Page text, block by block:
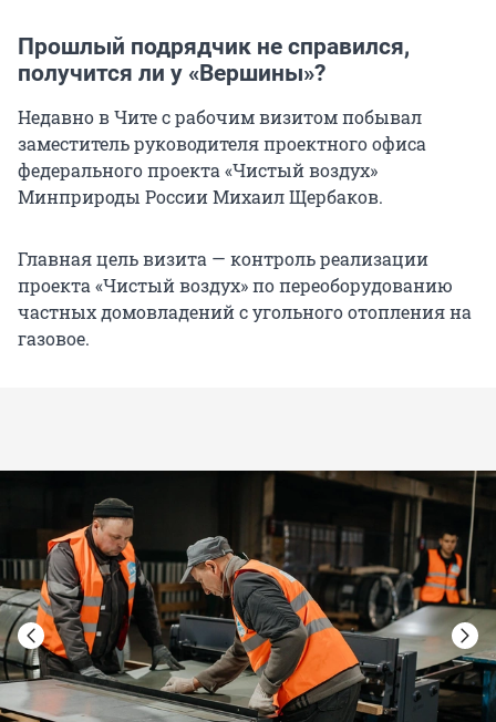
Прошлый подрядчик не справился,
получится ли у «Вершины»?
Недавно в Чите с рабочим визитом побывал
заместитель руководителя проектного офиса
федерального проекта «Чистый воздух»
Минприроды России Михаил Щербаков.
Главная цель визита — контроль реализации
проекта «Чистый воздух» по переоборудованию
частных домовладений с угольного отопления на
газовое.